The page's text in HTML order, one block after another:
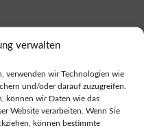
verwalten
verwenden wir Technologien wie
und/oder darauf zuzugreifen.
können wir Daten wie das
Website verarbeiten. Wenn Sie
können bestimmte
bei örtlichen
Online-Shops
Besuchen Sie den
Wallboxen zu kaufen:
kaufen.